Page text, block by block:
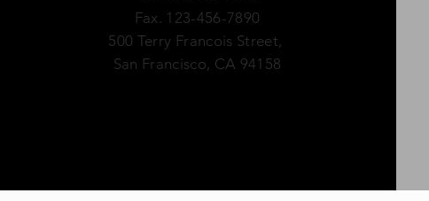
Fax. 123-456-7890
500 Terry Francois Street,
San Francisco, CA 94158